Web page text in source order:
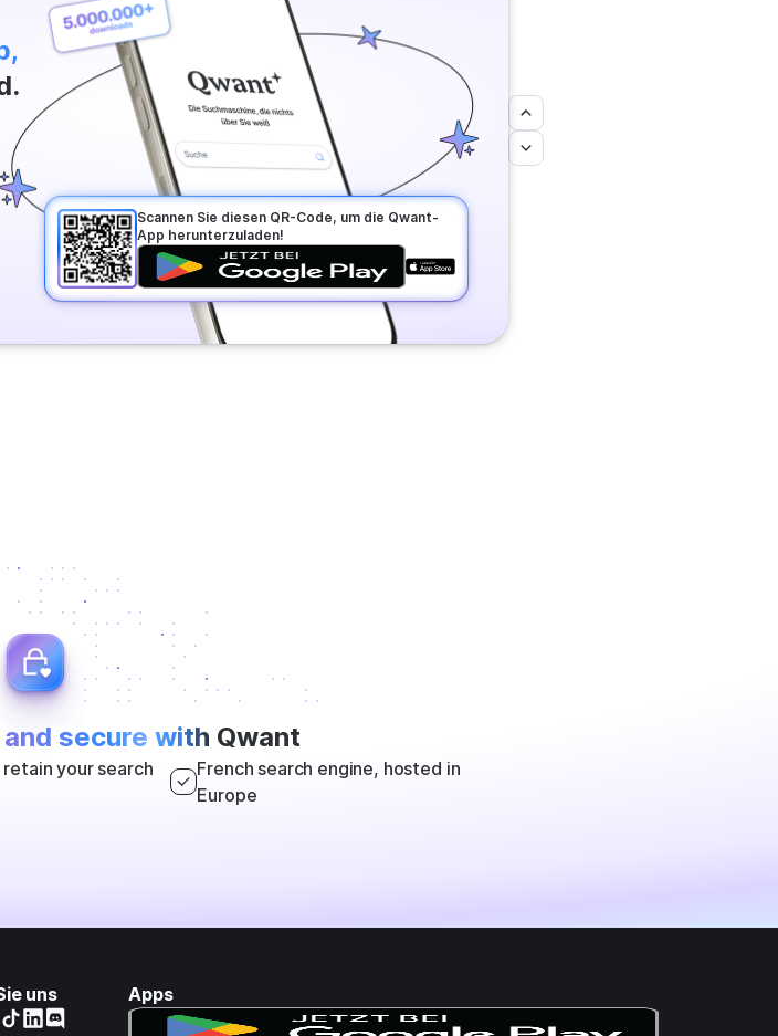
Scannen Sie diesen QR-Code, um die Qwant-
App herunterzuladen!
secure with Qwant
your search
French search engine, hosted in
Europe
uns Apps